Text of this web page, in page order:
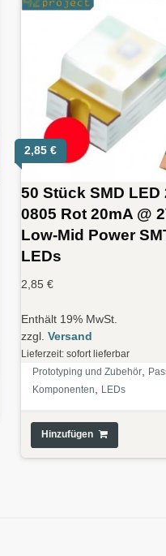
2,85 €
50 Stück SMD LED
0805 Rot 20mA @
Low-Mid Power
LEDs
2,85€
Enthält 19% MwSt.
zzgl.Versand
Lieferzeit: sofort lieferbar
Prototyping und Zubehör,
Komponenten, LEDs
Hinzufügen